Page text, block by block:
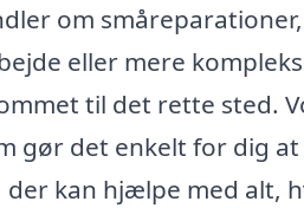
om småreparationer,
eller mere
til det rette sted.
gør det enkelt for dig
der kan hjælpe med alt,